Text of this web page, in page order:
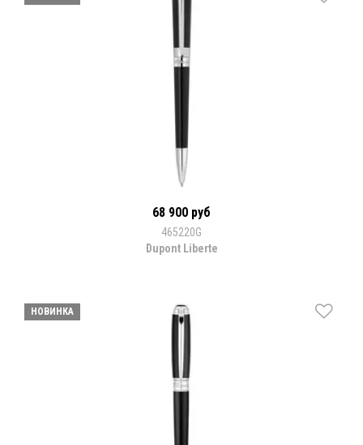
68 900 руб
465220G
Dupont Liberte
НОВИНКА